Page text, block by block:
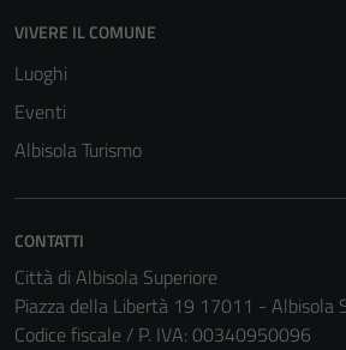
VIVERE IL COMUNE
Luoghi
Eventi
Albisola Turismo
CONTATTI
Città di Albisola Superiore
Piazza della Libertà 19 17011 - Albisola
Codice fiscale / P. IVA: 00340950096